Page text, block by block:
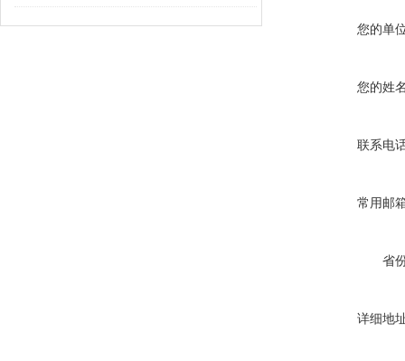
您的单
您的姓
联系电
常用邮
省
详细地